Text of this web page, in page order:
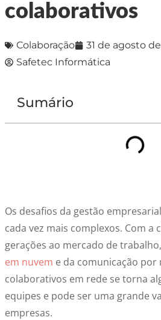
colaborativos
Colaboração
31 de agosto
Safetec Informática
Sumário
Os desafios da gestão
cada vez mais complexos. Com a
gerações ao mercado de
em nuvem e da comunicação por
colaborativos em rede se torna
equipes e pode ser uma grande
empresas.